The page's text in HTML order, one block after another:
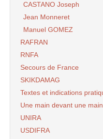
CASTANO Joseph
Jean Monneret
Manuel GOMEZ
RAFRAN
RNFA
Secours de France
SKIKDAMAG
Textes et indications
Une main devant une main
UNIRA
USDIFRA